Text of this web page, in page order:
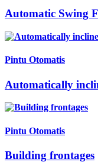
Automatic Swing
Pintu Otomatis
Automatically
Pintu Otomatis
Building frontages